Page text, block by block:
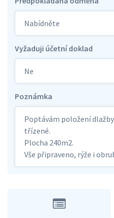
Nabídněte
Vyžaduji účetní doklad
Ne
Poznámka
Poptávám položení
třízené.
Plocha 240m2.
Vše připraveno, rýže i